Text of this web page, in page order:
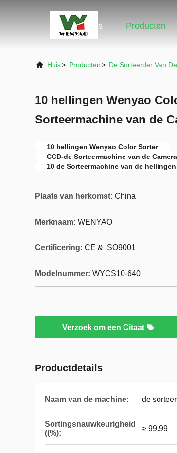
Huis Producten
Huis> Producten> De Sorteerder Van
10 hellingen Wenyao
Sorteermachine van de
10 hellingen Wenyao Color Sorter
CCD-de Sorteermachine van de
10 de Sorteermachine van de
Plaats van herkomst: China
Merknaam: WENYAO
Certificering: CE & ISO9001
Modelnummer: WYCS10-640
Verzoek om een Citaat
Productdetails
Naam van de machine: de
Sortingsnauwkeurigheid
((%):
≥ 99.99